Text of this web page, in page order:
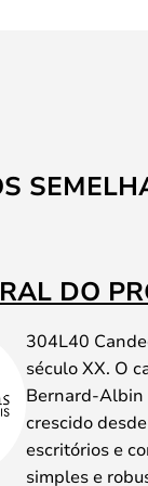
DO
304L40
século XX. O
Bernard-Albin
crescido
escritórios e
simples e